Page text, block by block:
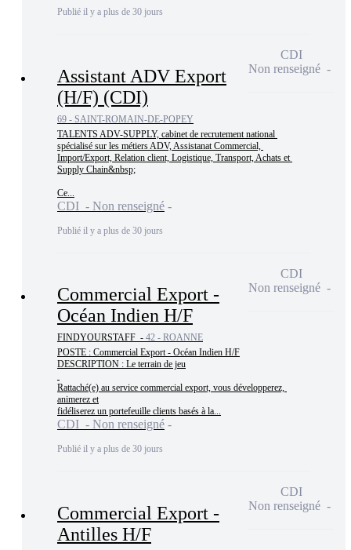
Publié il y a plus de 30 jours
Assistant ADV Export
(H/F) (CDI)
69 - SAINT-ROMAIN-DE-POPEY
TALENTS ADV-SUPPLY, cabinet de recrutement national
spécialisé sur les métiers ADV, Assistanat Commercial,
Import/Export, Relation client, Logistique, Transport, Achats et
Supply Chain&nbsp;
Ce...
CDI - Non renseigné
Publié il y a plus de 30 jours
CDI
Non renseigné
Commercial Export -
Océan Indien H/F
FINDYOURSTAFF - 42 - ROANNE
POSTE : Commercial Export - Océan Indien H/F
DESCRIPTION : Le terrain de jeu
Rattaché(e) au service commercial export, vous développerez,
animerez et
fidéliserez un portefeuille clients basés à la...
CDI - Non renseigné
Publié il y a plus de 30 jours
CDI
Non renseigné
Commercial Export -
Antilles H/F
CDI
Non renseigné